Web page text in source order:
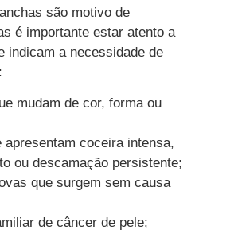
são motivo de
é importante estar atento a
indicam a necessidade de
mudam de cor, forma ou
apresentam coceira intensa,
ou descamação persistente;
que surgem sem causa
de câncer de pele;